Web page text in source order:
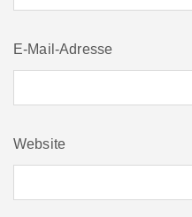
E-Mail-Adresse
Website